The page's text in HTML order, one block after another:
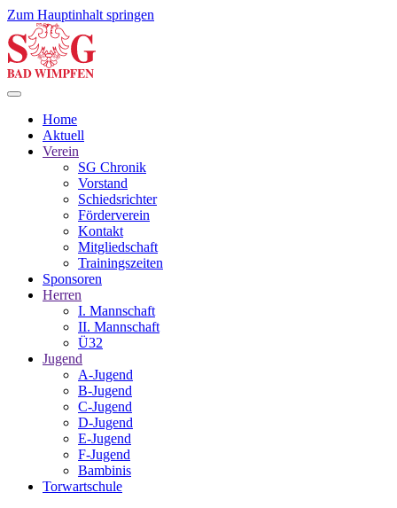
Zum Hauptinhalt springen
Home
Aktuell
Verein
SG Chronik
Vorstand
Schiedsrichter
Förderverein
Kontakt
Mitgliedschaft
Trainingszeiten
Sponsoren
Herren
I. Mannschaft
II. Mannschaft
Ü32
Jugend
A-Jugend
B-Jugend
C-Jugend
D-Jugend
E-Jugend
F-Jugend
Bambinis
Torwartschule